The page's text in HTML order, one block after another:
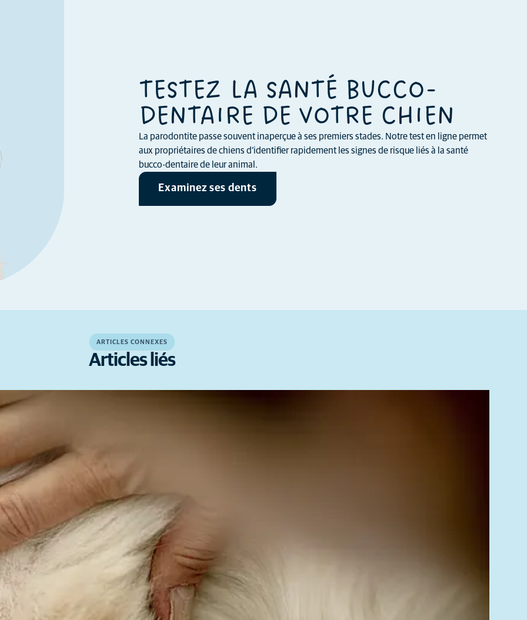
TESTEZ LA SANTÉ BUCCO-
DENTAIRE DE VOTRE CHIEN
La parodontite passe souvent inaperçue à ses premiers stades. Notre test en ligne permet
aux propriétaires de chiens d’identifier rapidement les signes de risque liés à la santé
bucco-dentaire de leur animal.
Examinez ses dents
ARTICLES CONNEXES
Articles liés